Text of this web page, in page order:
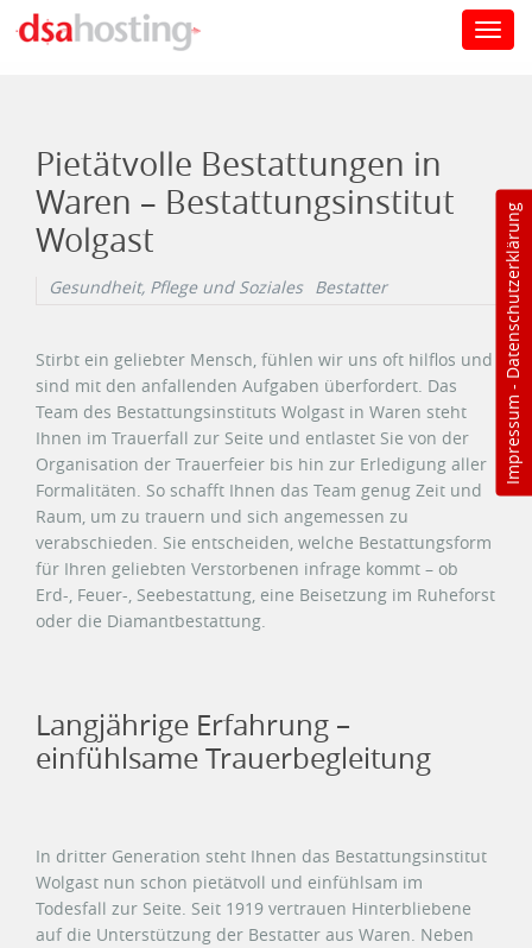
Impressum
-
Datenschutzerklärung
Pietätvolle Bestattungen in
Waren – Bestattungsinstitut
Wolgast
Gesundheit, Pflege und Soziales Bestatter
Stirbt ein geliebter Mensch, fühlen wir uns oft hilflos und
sind mit den anfallenden Aufgaben überfordert. Das
Team des Bestattungsinstituts Wolgast in Waren steht
Ihnen im Trauerfall zur Seite und entlastet Sie von der
Organisation der Trauerfeier bis hin zur Erledigung aller
Formalitäten. So schafft Ihnen das Team genug Zeit und
Raum, um zu trauern und sich angemessen zu
verabschieden. Sie entscheiden, welche Bestattungsform
für Ihren geliebten Verstorbenen infrage kommt – ob
Erd-, Feuer-, Seebestattung, eine Beisetzung im Ruheforst
oder die Diamantbestattung.
Langjährige Erfahrung –
einfühlsame Trauerbegleitung
In dritter Generation steht Ihnen das Bestattungsinstitut
Wolgast nun schon pietätvoll und einfühlsam im
Todesfall zur Seite. Seit 1919 vertrauen Hinterbliebene
auf die Unterstützung der Bestatter aus Waren. Neben